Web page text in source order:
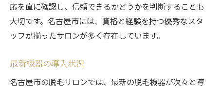
応を直に確認し、信頼できるかどうかを判断することも
大切です。名古屋市には、資格と経験を持つ優秀なスタ
ッフが揃ったサロンが多く存在しています。
最新機器の導入状況
名古屋市の脱毛サロンでは、最新の脱毛機器が次々と導